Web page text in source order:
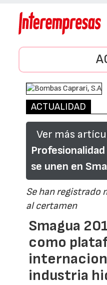
ACTUALIDAD
Ver más
se unen en
Se han registrado
al certamen
Smagua
como
industria